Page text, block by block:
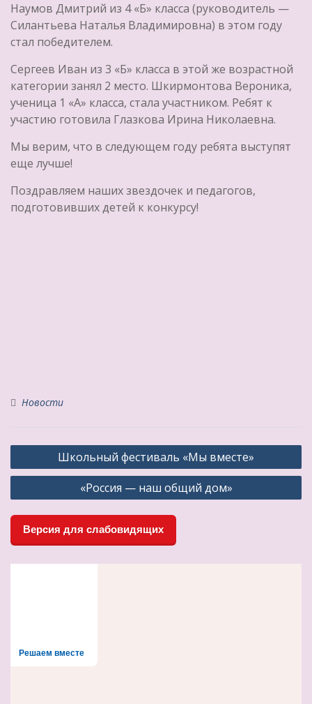
Наумов Дмитрий из 4 «Б» класса (руководитель —
Силантьева Наталья Владимировна) в этом году
стал победителем.
Сергеев Иван из 3 «Б» класса в этой же возрастной
категории занял 2 место. Шкирмонтова Вероника,
ученица 1 «А» класса, стала участником. Ребят к
участию готовила Глазкова Ирина Николаевна.
Мы верим, что в следующем году ребята выступят
еще лучше!
Поздравляем наших звездочек и педагогов,
подготовивших детей к конкурсу!
Новости
Навигация
по
Школьный фестиваль «Мы вместе»
«Россия — наш общий дом»
Версия для слабовидящих
Решаем вместе